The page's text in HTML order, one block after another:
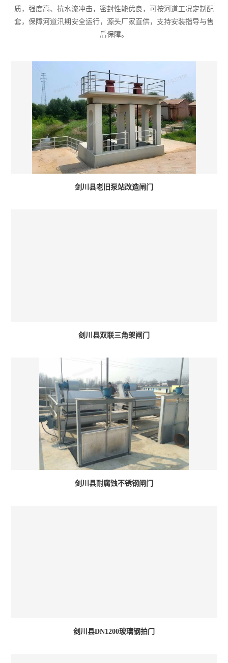
质，强度高、抗水流冲击，密封性能优良，可按河道工况定制配
套，保障河道汛期安全运行，源头厂家直供，支持安装指导与售
后保障。
剑川县老旧泵站改造闸门
剑川县双联三角架闸门
剑川县耐腐蚀不锈钢闸门
剑川县DN1200玻璃钢拍门